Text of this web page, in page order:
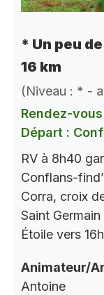
* Un peu
16 km
(Niveau : * -
Rendez-
Départ :
RV à 8h40
Conflans-
Corra, croix
Saint
Étoile vers
Animateur/
Antoine